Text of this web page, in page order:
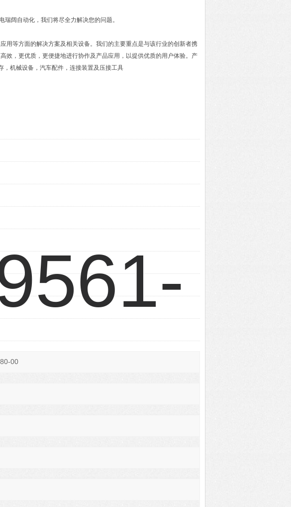
阔自动化，我们将尽全力解决您的问题。
用等方面的解决方案及相关设备。我们的主要重点是与该行业的创新者携
效，更优质，更便捷地进行协作及产品应用，以提供优质的用户体验。产
，机械设备，汽车配件，连接装置及压接工具